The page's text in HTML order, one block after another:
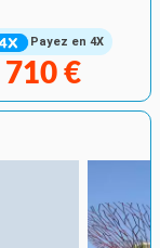
Payez en 4X
710 €